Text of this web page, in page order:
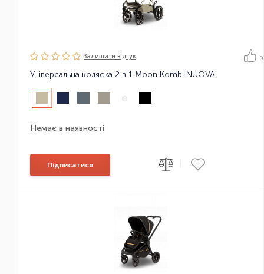
Залишити вiдгук 0
Універсальна коляска 2 в 1 Moon Kombi NUOVA
Немає в наявності
Підписатися